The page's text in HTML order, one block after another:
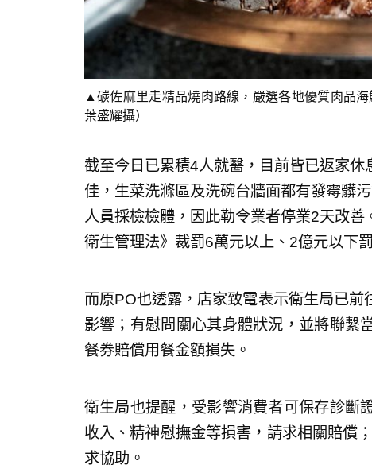
▲碳佐麻里走精品燒肉路線，嚴選各地優質肉品
葉盛耀攝）
截至今日已累積4人就醫，目前皆已返家
佳，生菜洗滌區及洗碗台牆面都有發霉髒
人員採檢檢體，因此勒令業者停業2天改
衛生管理法》裁罰6萬元以上、2億元以下
而原PO也透露，店家致電表示衛生局已
影響；有慰問關心其身體狀況，並將聯繫
餐券賠償用餐金額損失。
衛生局也提醒，受影響消費者可保存診斷
收入、精神慰撫金等損害，請求相關賠償
求協助。